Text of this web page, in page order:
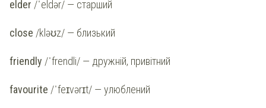
elder /ˈeldər/ — старший
close /kləʊz/ — близький
friendly /ˈfrendli/ — дружній, привітний
favourite /ˈfeɪvərɪt/ — улюблений